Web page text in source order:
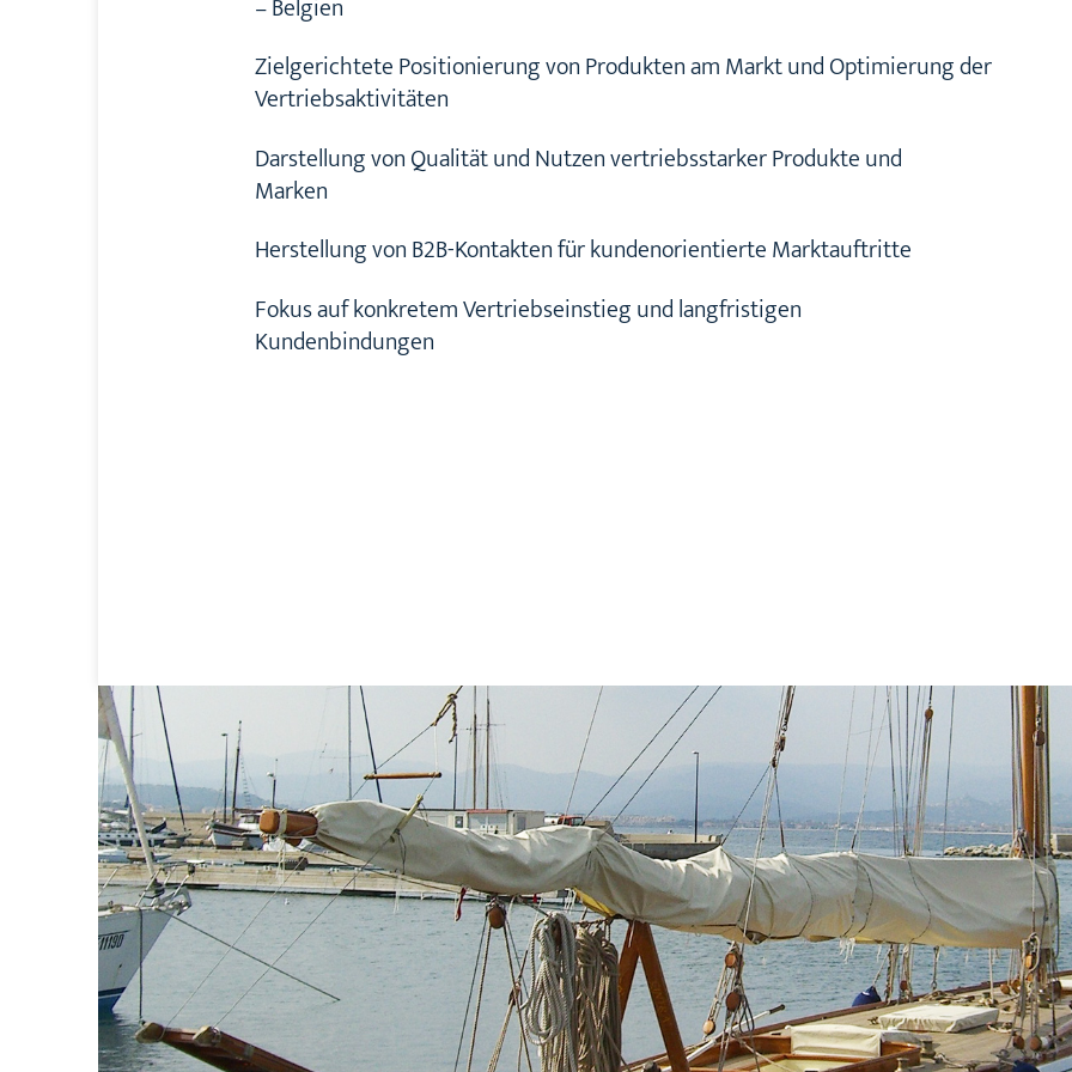
– Belgien
Zielgerichtete Positionierung von Produkten am Markt und Optimierung der
Vertriebsaktivitäten
Darstellung von Qualität und Nutzen vertriebsstarker Produkte und
Marken
Herstellung von B2B-Kontakten für kundenorientierte Marktauftritte
Fokus auf konkretem Vertriebseinstieg und langfristigen
Kundenbindungen